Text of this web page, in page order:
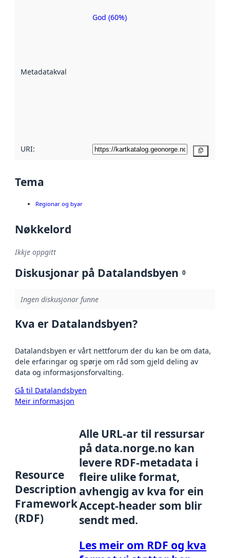
Metadatakvalitet
Metadatakvalitet
God (60%)
URI:
Tema
Regionar og byar
Nøkkelord
Ikkje oppgitt
Diskusjonar på Datalandsbyen 0
Ingen diskusjonar funne
Kva er Datalandsbyen?
Datalandsbyen er vårt nettforum der du kan be om data,
dele erfaringar og spørje om råd som gjeld deling av
data og informasjonsforvalting.
Gå til Datalandsbyen
Meir informasjon
Resource
Description
Framework
(RDF)
Alle URL-ar til ressursar
på data.norge.no kan
levere RDF-metadata i
fleire ulike format,
avhengig av kva for ein
Accept-header som blir
sendt med.
Les meir om RDF og kva